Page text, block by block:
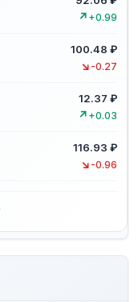
↗ +0.99
100.48 ₽
↘ -0.27
12.37 ₽
↗ +0.03
116.93 ₽
↘ -0.96